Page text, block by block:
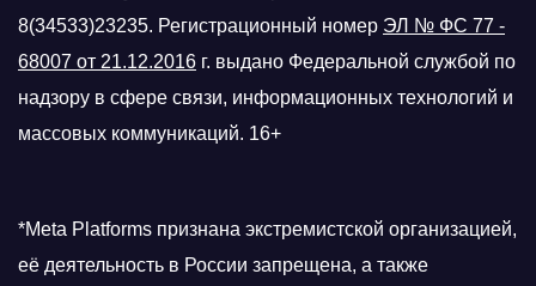
8(34533)23235. Регистрационный номер ЭЛ № ФС 77 -
68007 от 21.12.2016 г. выдано Федеральной службой по
надзору в сфере связи, информационных технологий и
массовых коммуникаций. 16+
*Meta Platforms признана экстремистской организацией,
её деятельность в России запрещена, а также